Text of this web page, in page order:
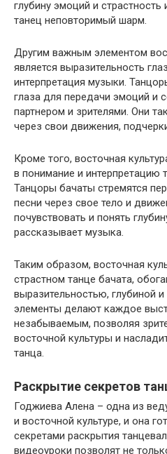
глубину эмоций и страстность
танец неповторимый шарм.
Другим важным элементом
является выразительность
интерпретация музыки.
глаза для передачи эмоций и
партнером и зрителями. Они
через свои движения,
Кроме того, восточная
в понимание и интерпретацию
Танцоры бачаты стремятся
песни через свое тело и
почувствовать и понять
рассказывает музыка.
Таким образом, восточная
страстном танце бачата,
выразительностью, глубиной
элементы делают каждое
незабываемым, позволяя
восточной культуры и
танца.
Раскрытие секретов
Годжиева Алена – одна из
и восточной культуре, и она
секретами раскрытия
видеоуроки позволят не